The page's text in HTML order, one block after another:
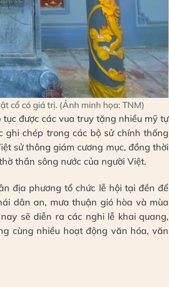
cổ có giá trị. (Ảnh minh họa: TNM)
được các vua truy tặng nhiều mỹ tự
chép trong các bộ sử chính thống
sử thông giám cương mục, đồng thời
thần sông nước của người Việt.
địa phương tổ chức lễ hội tại đền để
dân an, mưa thuận gió hòa và mùa
sẽ diễn ra các nghi lễ khai quang,
cùng nhiều hoạt động văn hóa, văn